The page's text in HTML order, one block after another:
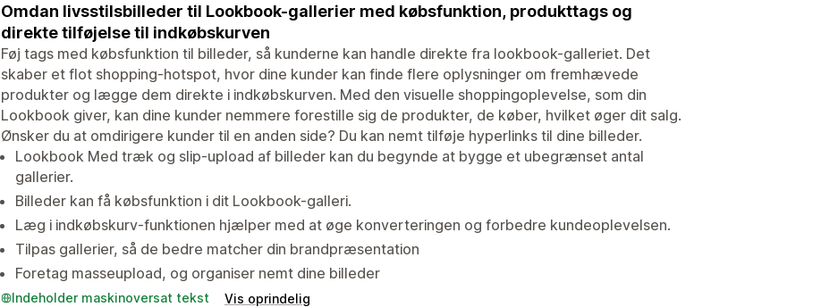
Omdan livsstilsbilleder til Lookbook-gallerier med købsfunktion, produkttags og
direkte tilføjelse til indkøbskurven
Føj tags med købsfunktion til billeder, så kunderne kan handle direkte fra lookbook-galleriet. Det
skaber et flot shopping-hotspot, hvor dine kunder kan finde flere oplysninger om fremhævede
produkter og lægge dem direkte i indkøbskurven. Med den visuelle shoppingoplevelse, som din
Lookbook giver, kan dine kunder nemmere forestille sig de produkter, de køber, hvilket øger dit salg.
Ønsker du at omdirigere kunder til en anden side? Du kan nemt tilføje hyperlinks til dine billeder.
Lookbook Med træk og slip-upload af billeder kan du begynde at bygge et ubegrænset antal
gallerier.
Billeder kan få købsfunktion i dit Lookbook-galleri.
Læg i indkøbskurv-funktionen hjælper med at øge konverteringen og forbedre kundeoplevelsen.
Tilpas gallerier, så de bedre matcher din brandpræsentation
Foretag masseupload, og organiser nemt dine billeder
Indeholder maskinoversat tekst Vis oprindelig